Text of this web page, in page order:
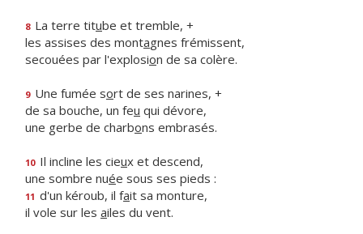
8 La terre titube et tremble, +
les assises des montagnes frémissent,
secouées par l'explosion de sa colère.
9 Une fumée sort de ses narines, +
de sa bouche, un feu qui dévore,
une gerbe de charbons embrasés.
10 Il incline les cieux et descend,
une sombre nuée sous ses pieds :
11 d'un kéroub, il fait sa monture,
il vole sur les ailes du vent.